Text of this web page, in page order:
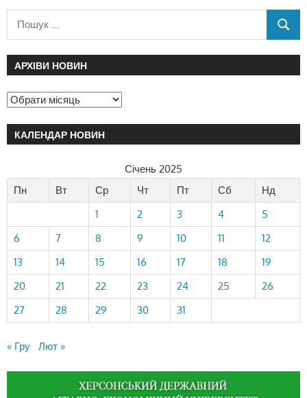
АРХІВИ НОВИН
КАЛЕНДАР НОВИН
Січень 2025
Пн
Вт Ср Чт Пт Сб
Нд
1
2 3 4
5
6
7 8 9 10 11
12
13
14 15 16 17 18
19
20
21 22 23 24 25
26
27
28 29 30 31
« Гру Лют »